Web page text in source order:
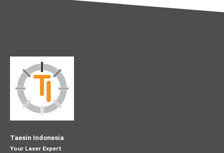
Taesin Indonesia
Your Laser Expert